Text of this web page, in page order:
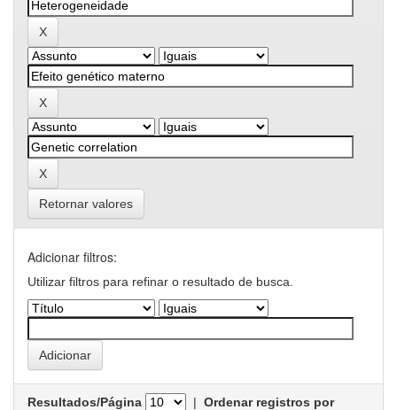
Retornar valores
Adicionar filtros:
Utilizar filtros para refinar o resultado de busca.
Resultados/Página | Ordenar registros por